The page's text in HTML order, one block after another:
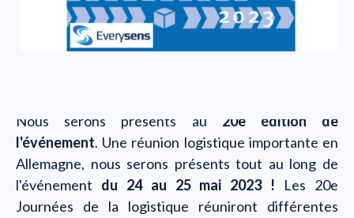
Nous serons présents au 20e édition de
l'événement. Une réunion logistique importante en
Allemagne, nous serons présents tout au long de
l'événement du 24 au 25 mai 2023 ! Les 20e
Journées de la logistique réuniront différentes